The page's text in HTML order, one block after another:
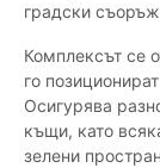
градски
Комплексът се
го
Осигурява
къщи, като
зелени